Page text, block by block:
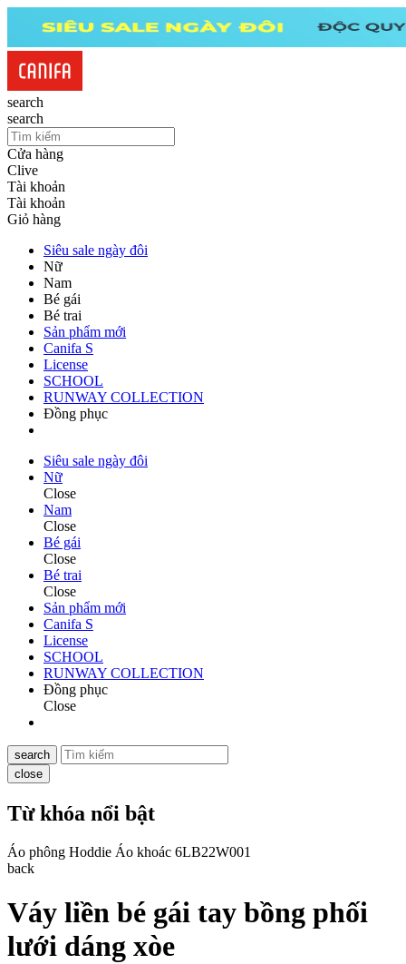
search
search
Cửa hàng
Clive
Tài khoản
Tài khoản
Giỏ hàng
Siêu sale ngày đôi
Nữ
Nam
Bé gái
Bé trai
Sản phẩm mới
Canifa S
License
SCHOOL
RUNWAY COLLECTION
Đồng phục
Siêu sale ngày đôi
Nữ
Close
Nam
Close
Bé gái
Close
Bé trai
Close
Sản phẩm mới
Canifa S
License
SCHOOL
RUNWAY COLLECTION
Đồng phục
Close
search
close
Từ khóa nổi bật
Áo phông Hoddie Áo khoác 6LB22W001
back
Váy liền bé gái tay bồng phối
lưới dáng xòe